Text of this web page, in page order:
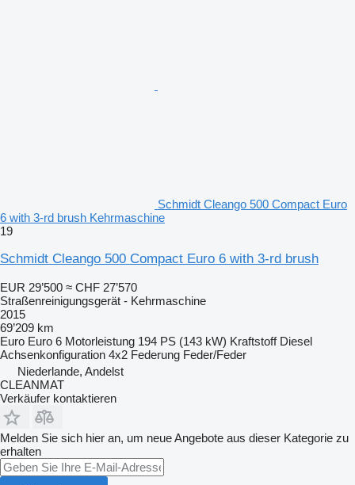
Schmidt Cleango 500 Compact Euro
6 with 3-rd brush Kehrmaschine
19
Schmidt Cleango 500 Compact Euro 6 with 3-rd brush
EUR 29’500 ≈ CHF 27’570
Straßenreinigungsgerät - Kehrmaschine
2015
69’209 km
Euro Euro 6 Motorleistung 194 PS (143 kW) Kraftstoff Diesel
Achsenkonfiguration 4x2 Federung Feder/Feder
Niederlande, Andelst
CLEANMAT
Verkäufer kontaktieren
Melden Sie sich hier an, um neue Angebote aus dieser Kategorie zu
erhalten